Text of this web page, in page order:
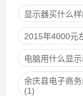
显示器买什么
2015年4000元
电脑用什么显
余庆县电子商
(1)